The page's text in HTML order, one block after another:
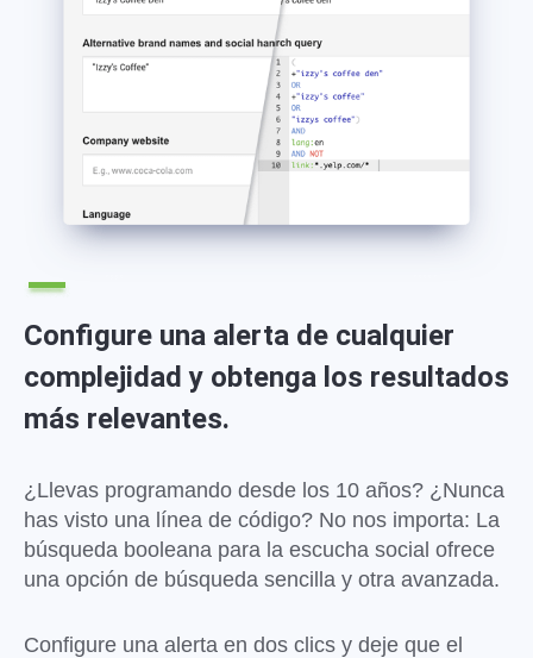
Configure una alerta de cualquier
complejidad y obtenga los resultados
más relevantes.
¿Llevas programando desde los 10 años? ¿Nunca
has visto una línea de código? No nos importa: La
búsqueda booleana para la escucha social ofrece
una opción de búsqueda sencilla y otra avanzada.
Configure una alerta en dos clics y deje que el